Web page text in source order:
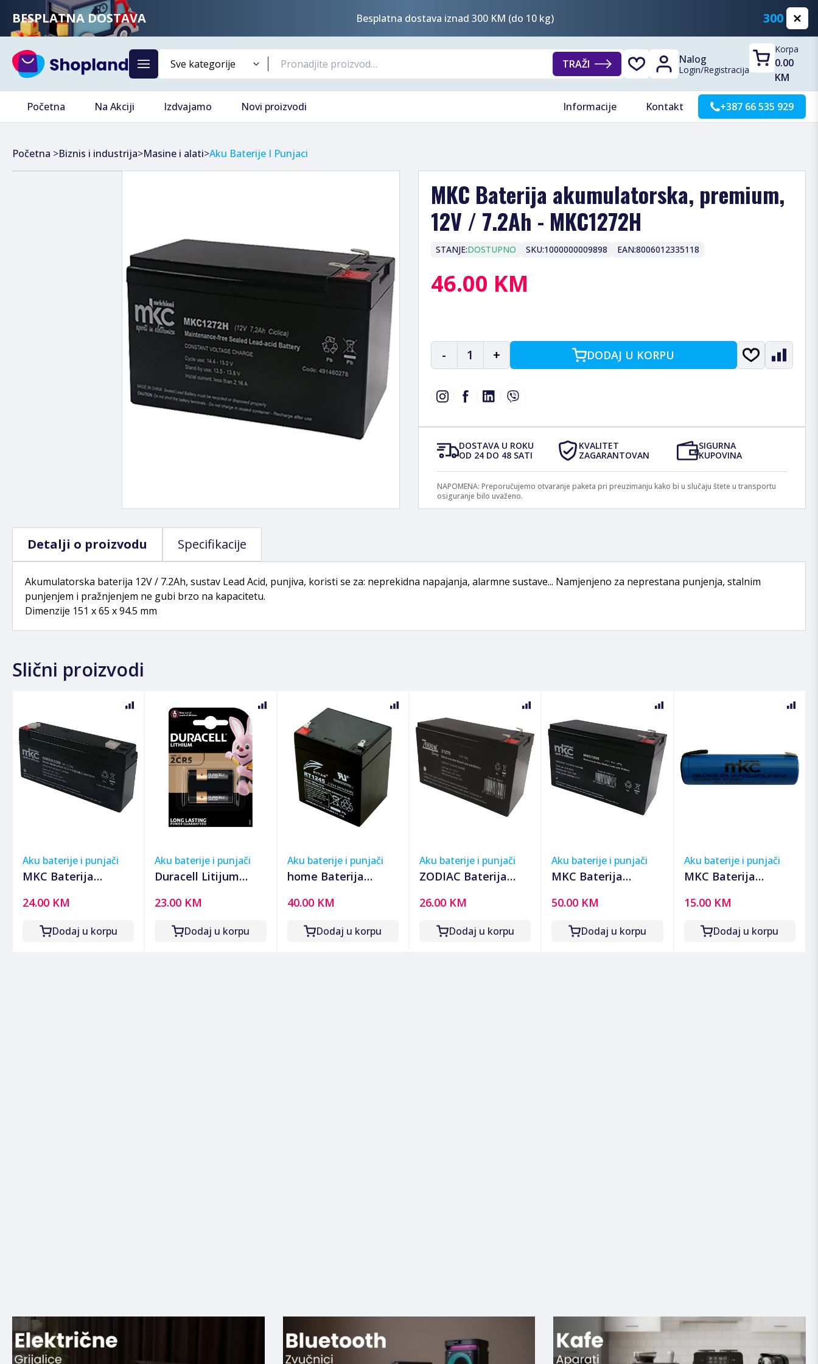
BESPLATNA DOSTAVA Besplatna dostava iznad 300 KM (do 10 kg) 300 KM
TRAŽI Nalog
Login/Registracija
Korpa
0.00
KM
Početna Na Akciji Izdvajamo Novi proizvodi Informacije Kontakt +387 66 535 929
Početna >Biznis i industrija>Masine i alati>Aku Baterije I Punjaci
MKC Baterija akumulatorska, premium,
12V / 7.2Ah - MKC1272H
STANJE:DOSTUPNO SKU:1000000009898 EAN:8006012335118
46.00 KM
- 1 + DODAJ U KORPU
DOSTAVA U ROKU
OD 24 DO 48 SATI
KVALITET
ZAGARANTOVAN
SIGURNA
KUPOVINA
NAPOMENA: Preporučujemo otvaranje paketa pri preuzimanju kako bi u slučaju štete u transportu
osiguranje bilo uvaženo.
Detalji o proizvodu Specifikacije
Akumulatorska baterija 12V / 7.2Ah, sustav Lead Acid, punjiva, koristi se za: neprekidna napajanja, alarmne sustave... Namjenjeno za neprestana punjenja, stalnim
punjenjem i pražnjenjem ne gubi brzo na kapacitetu.
Dimenzije 151 x 65 x 94.5 mm
Slični proizvodi
Aku baterije i punjači
MKC Baterija
3.2Ah - MKC632B
24.00 KM
Dodaj u korpu
Aku baterije i punjači
Duracell Litijum
1400 mAh - DL 245A
BL1
23.00 KM
Dodaj u korpu
Aku baterije i punjači
home Baterija
/ 4.5 Ah - RT 1245E
40.00 KM
Dodaj u korpu
Aku baterije i punjači
ZODIAC Baterija
/ 7Ah - Z1270 12V
7Ah
26.00 KM
Dodaj u korpu
Aku baterije i punjači
MKC Baterija
/ 9Ah - MKC1290H
50.00 KM
Dodaj u korpu
Aku baterije i punjači
MKC Baterija
18650 Li-Ion 3.7V
3000mAh -
15.00 KM
Dodaj u korpu